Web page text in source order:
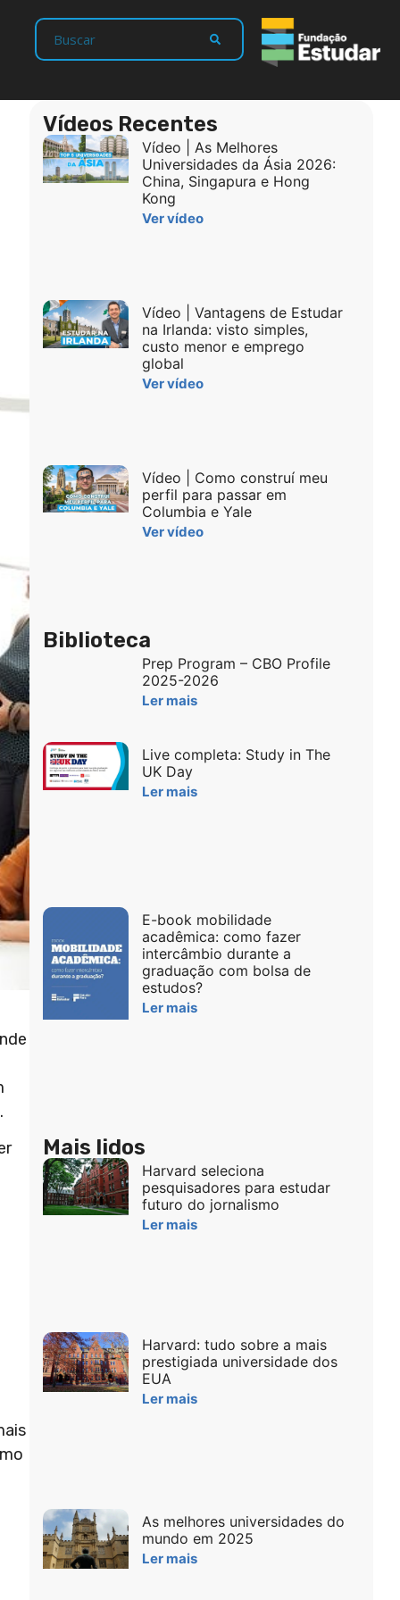
.
Vídeos Recentes
Vídeo | As Melhores
Universidades da Ásia 2026:
China, Singapura e Hong
Kong
Ver vídeo
Vídeo | Vantagens de Estudar
na Irlanda: visto simples,
custo menor e emprego
global
Ver vídeo
Vídeo | Como construí meu
perfil para passar em
Columbia e Yale
Ver vídeo
Biblioteca
Prep Program – CBO Profile
2025-2026
Ler mais
Live completa: Study in The
UK Day
Ler mais
E-book mobilidade
acadêmica: como fazer
intercâmbio durante a
graduação com bolsa de
estudos?
Ler mais
Mais lidos
Harvard seleciona
pesquisadores para estudar
futuro do jornalismo
Ler mais
Harvard: tudo sobre a mais
prestigiada universidade dos
EUA
Ler mais
As melhores universidades do
mundo em 2025
Ler mais